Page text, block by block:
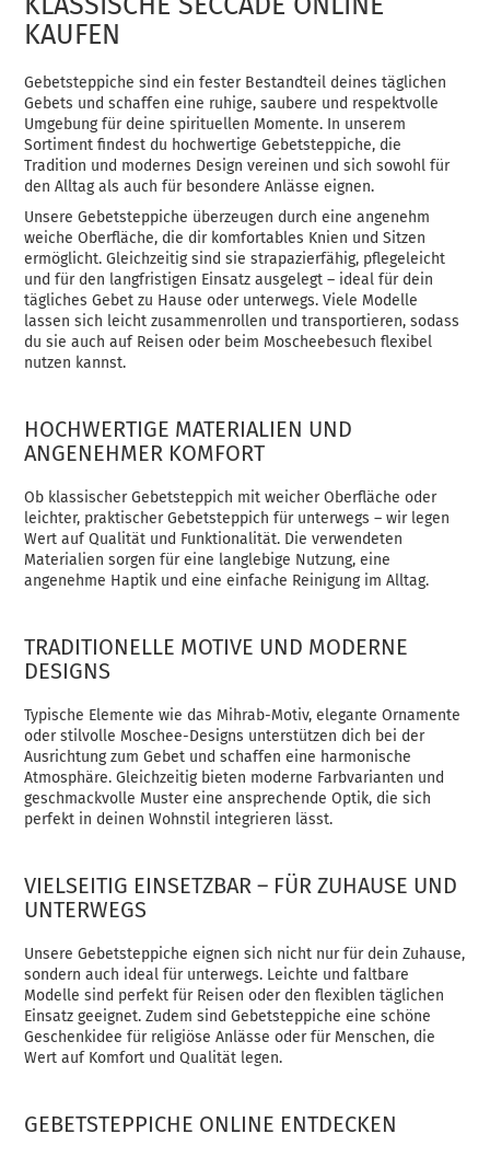
KAUFEN
Gebetsteppiche sind ein fester Bestandteil deines täglichen
Gebets und schaffen eine ruhige, saubere und respektvolle
Umgebung für deine spirituellen Momente. In unserem
Sortiment findest du hochwertige Gebetsteppiche, die
Tradition und modernes Design vereinen und sich sowohl für
den Alltag als auch für besondere Anlässe eignen.
Unsere Gebetsteppiche überzeugen durch eine angenehm
weiche Oberfläche, die dir komfortables Knien und Sitzen
ermöglicht. Gleichzeitig sind sie strapazierfähig, pflegeleicht
und für den langfristigen Einsatz ausgelegt – ideal für dein
tägliches Gebet zu Hause oder unterwegs. Viele Modelle
lassen sich leicht zusammenrollen und transportieren, sodass
du sie auch auf Reisen oder beim Moscheebesuch flexibel
nutzen kannst.
HOCHWERTIGE MATERIALIEN UND
ANGENEHMER KOMFORT
Ob klassischer Gebetsteppich mit weicher Oberfläche oder
leichter, praktischer Gebetsteppich für unterwegs – wir legen
Wert auf Qualität und Funktionalität. Die verwendeten
Materialien sorgen für eine langlebige Nutzung, eine
angenehme Haptik und eine einfache Reinigung im Alltag.
TRADITIONELLE MOTIVE UND MODERNE
DESIGNS
Typische Elemente wie das Mihrab-Motiv, elegante Ornamente
oder stilvolle Moschee-Designs unterstützen dich bei der
Ausrichtung zum Gebet und schaffen eine harmonische
Atmosphäre. Gleichzeitig bieten moderne Farbvarianten und
geschmackvolle Muster eine ansprechende Optik, die sich
perfekt in deinen Wohnstil integrieren lässt.
VIELSEITIG EINSETZBAR – FÜR ZUHAUSE UND
UNTERWEGS
Unsere Gebetsteppiche eignen sich nicht nur für dein Zuhause,
sondern auch ideal für unterwegs. Leichte und faltbare
Modelle sind perfekt für Reisen oder den flexiblen täglichen
Einsatz geeignet. Zudem sind Gebetsteppiche eine schöne
Geschenkidee für religiöse Anlässe oder für Menschen, die
Wert auf Komfort und Qualität legen.
GEBETSTEPPICHE ONLINE ENTDECKEN